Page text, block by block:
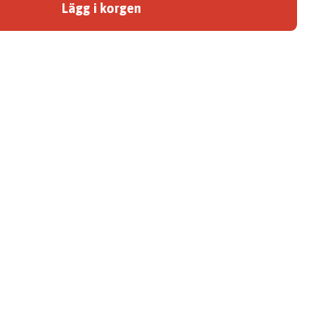
Lägg i korgen